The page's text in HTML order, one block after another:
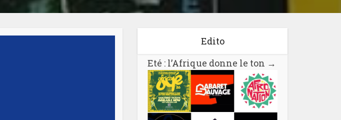
Edito
Eté : l’Afrique donne le ton →